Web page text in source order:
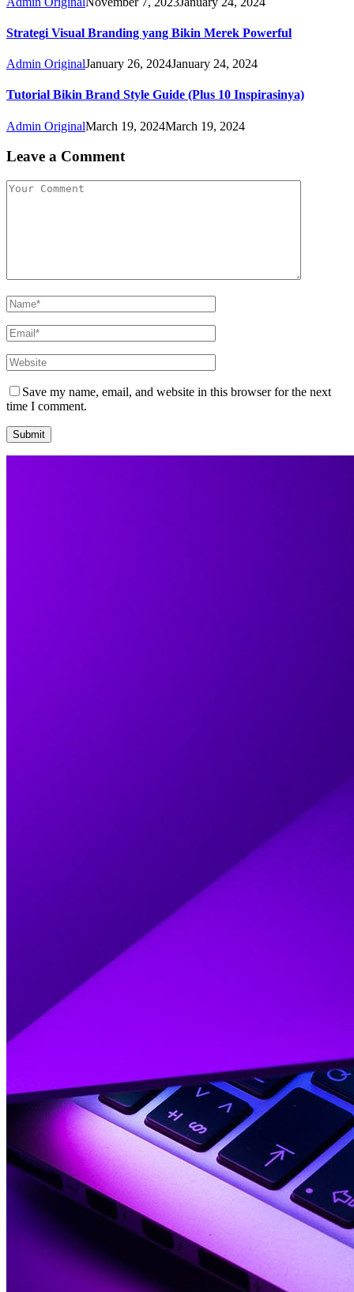
Strategi Visual Branding yang Bikin Merek Powerful
Admin OriginalJanuary 26, 2024January 24, 2024
Tutorial Bikin Brand Style Guide (Plus 10 Inspirasinya)
Admin OriginalMarch 19, 2024March 19, 2024
Leave a Comment
Save my name, email, and website in this browser for the next
time I comment.